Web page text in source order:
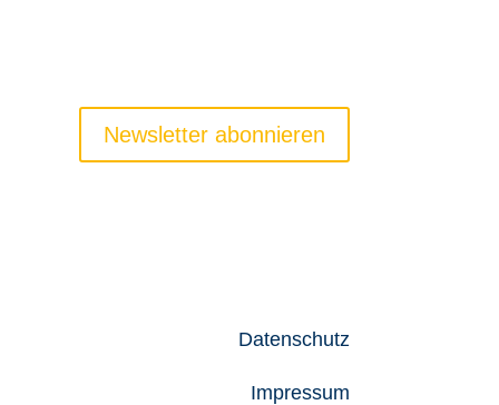
Newsletter abonnieren
Datenschutz
Impressum